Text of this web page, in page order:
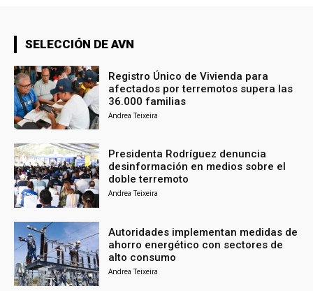
SELECCIÓN DE AVN
Registro Único de Vivienda para
afectados por terremotos supera las
36.000 familias
Andrea Teixeira
Presidenta Rodríguez denuncia
desinformación en medios sobre el
doble terremoto
Andrea Teixeira
Autoridades implementan medidas de
ahorro energético con sectores de
alto consumo
Andrea Teixeira